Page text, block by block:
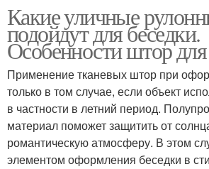
Какие уличные
подойдут для беседки.
Особенности штор
Применение тканевых штор при
только в том случае, если объект
в частности в летний период.
материал поможет защитить от
романтическую атмосферу. В этом
элементом оформления беседки в